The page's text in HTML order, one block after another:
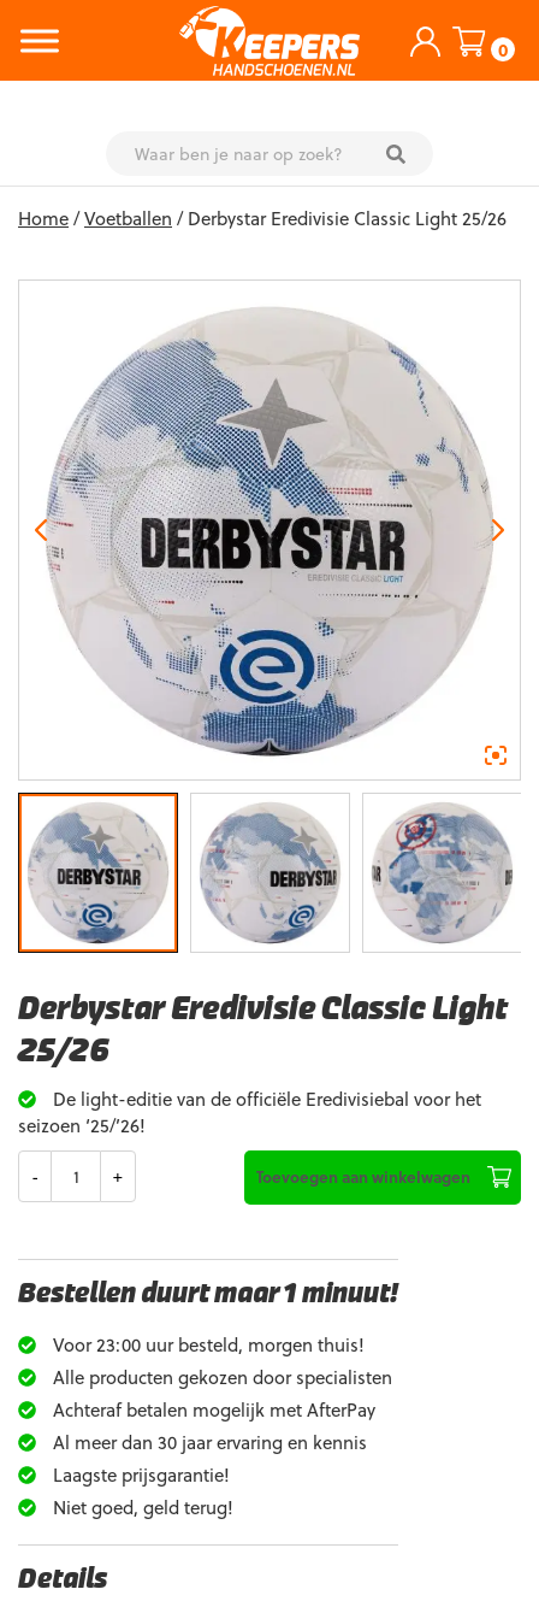
0
Home/Voetballen / Derbystar Eredivisie Classic Light 25/26
Derbystar Eredivisie Classic Light
25/26
De light-editie van de officiële Eredivisiebal voor het
seizoen ‘25/’26!
Toevoegen aan winkelwagen
Bestellen duurt maar 1 minuut!
Voor 23:00 uur besteld, morgen thuis!
Alle producten gekozen door specialisten
Achteraf betalen mogelijk met AfterPay
Al meer dan 30 jaar ervaring en kennis
Laagste prijsgarantie!
Niet goed, geld terug!
Details